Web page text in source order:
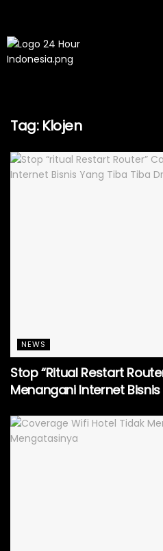
Tag: Klojen
NEWS
Stop “Ritual Restart
Menangani Internet